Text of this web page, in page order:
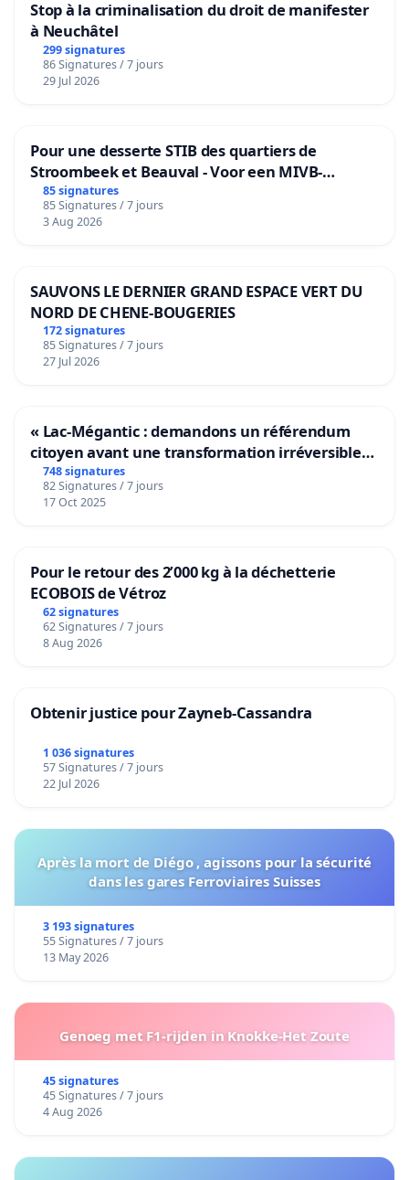
Stop à la criminalisation du droit de manifester
à Neuchâtel
299 signatures
86 Signatures / 7 jours
29 Jul 2026
Pour une desserte STIB des quartiers de
Stroombeek et Beauval - Voor een MIVB-
bediening van de wijken Strombeek en Het
Voor
85 signatures
85 Signatures / 7 jours
3 Aug 2026
SAUVONS LE DERNIER GRAND ESPACE VERT DU
NORD DE CHENE-BOUGERIES
172 signatures
85 Signatures / 7 jours
27 Jul 2026
« Lac-Mégantic : demandons un référendum
citoyen avant une transformation irréversible
de notre territoire »
748 signatures
82 Signatures / 7 jours
17 Oct 2025
Pour le retour des 2’000 kg à la déchetterie
ECOBOIS de Vétroz
62 signatures
62 Signatures / 7 jours
8 Aug 2026
Obtenir justice pour Zayneb-Cassandra
1 036 signatures
57 Signatures / 7 jours
22 Jul 2026
Après la mort de Diégo , agissons pour la sécurité
dans les gares Ferroviaires Suisses
3 193 signatures
55 Signatures / 7 jours
13 May 2026
Genoeg met F1-rijden in Knokke-Het Zoute
45 signatures
45 Signatures / 7 jours
4 Aug 2026